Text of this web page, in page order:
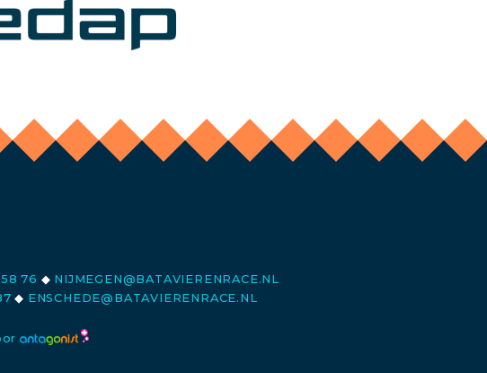
76 ◆ NIJMEGEN@BATAVIERENRACE.NL
◆ ENSCHEDE@BATAVIERENRACE.NL